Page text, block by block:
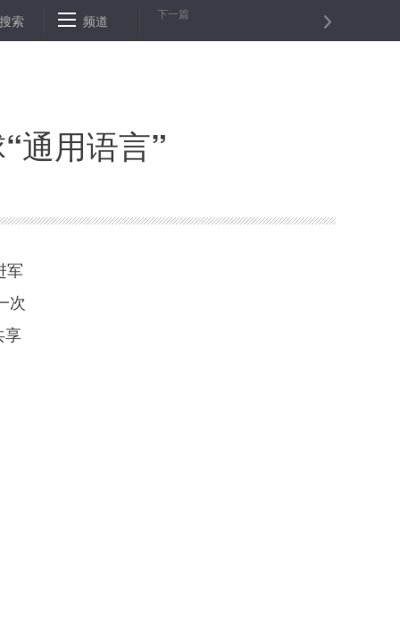
贫困户来“扶贫” 一起敲响幸福门——山东临淄以公益岗位推动贫困
搜索 频道 下一篇
通用语言”
军
次
享